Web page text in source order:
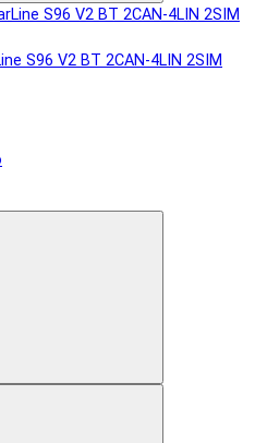
S96 V2 BT 2CAN-4LIN 2SIM